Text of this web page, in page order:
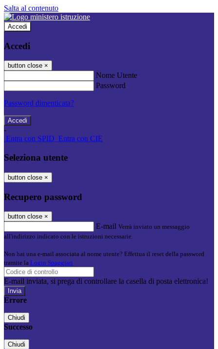
Salta al contenuto
Accedi
Accedi
button close ×
Nome Utente
Password
Password dimenticata?
-
Entra con SPID Entra con CIE
Seleziona utente
button close ×
Recupero password
button close ×
E-mail Verrà inviato un messaggio
all'indirizzo indicato con le istruzioni necessarie.
Non hai una e-mail associata al nome utente? Effettua il reset della password
tramite la Login Spaggiari
E-mail inviata, si prega di controllare la casella di posta elettronica!
Errore
Chiudi
Successo
Chiudi